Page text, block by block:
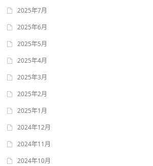
2025年7月
2025年6月
2025年5月
2025年4月
2025年3月
2025年2月
2025年1月
2024年12月
2024年11月
2024年10月